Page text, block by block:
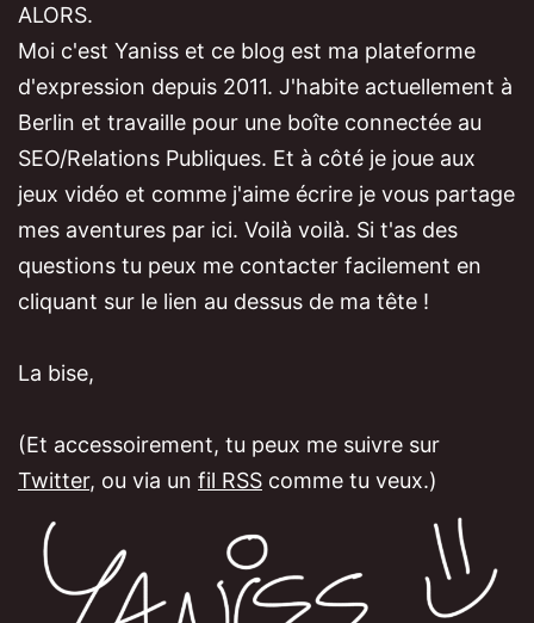
ALORS.
Moi c'est Yaniss et ce blog est ma plateforme
d'expression depuis 2011. J'habite actuellement à
Berlin et travaille pour une boîte connectée au
SEO/Relations Publiques. Et à côté je joue aux
jeux vidéo et comme j'aime écrire je vous partage
mes aventures par ici. Voilà voilà. Si t'as des
questions tu peux me contacter facilement en
cliquant sur le lien au dessus de ma tête !
La bise,
(Et accessoirement, tu peux me suivre sur
Twitter, ou via un fil RSS comme tu veux.)